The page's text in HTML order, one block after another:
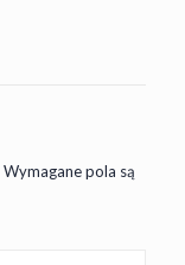
Wymagane pola są